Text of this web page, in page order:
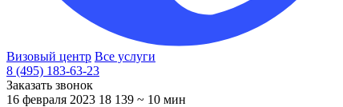
Визовый центр Все услуги
8 (495) 183-63-23
Заказать звонок
16 февраля 2023 18 139 ~ 10 мин